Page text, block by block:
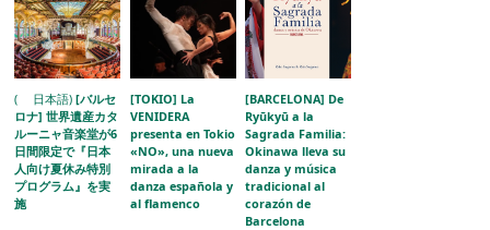
( 日本語)[バルセ
ロナ] 世界遺産カタ
ルーニャ音楽堂が6
日間限定で『日本
人向け夏休み特別
プログラム』を実
施
[TOKIO] La
VENIDERA
presenta en Tokio
«NO», una nueva
mirada a la
danza española y
al flamenco
[BARCELONA] De
Ryūkyū a la
Sagrada Familia:
Okinawa lleva su
danza y música
tradicional al
corazón de
Barcelona